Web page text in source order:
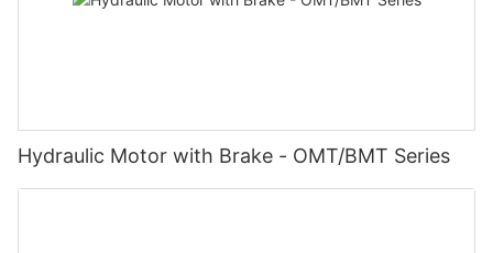
Hydraulic Motor with Brake - OMT/BMT Series